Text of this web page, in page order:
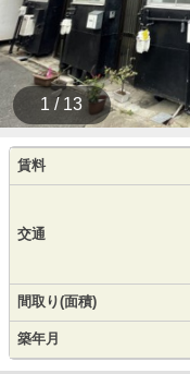
1 / 13
賃料
交通
間取り(面積)
築年月